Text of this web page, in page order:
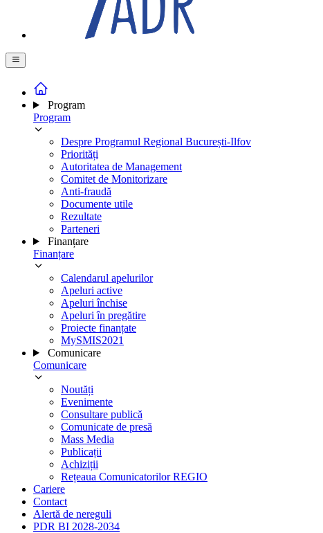
Program
Program
Despre Programul Regional București-Ilfov
Priorități
Autoritatea de Management
Comitet de Monitorizare
Anti-fraudă
Documente utile
Rezultate
Parteneri
Finanțare
Finanțare
Calendarul apelurilor
Apeluri active
Apeluri închise
Apeluri în pregătire
Proiecte finanțate
MySMIS2021
Comunicare
Comunicare
Noutăți
Evenimente
Consultare publică
Comunicate de presă
Mass Media
Publicații
Achiziții
Rețeaua Comunicatorilor REGIO
Cariere
Contact
Alertă de nereguli
PDR BI 2028-2034